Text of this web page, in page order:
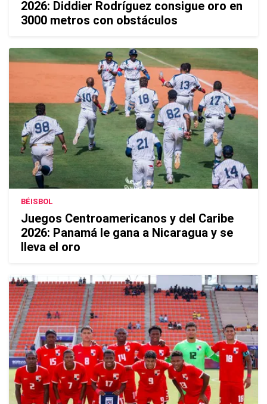
2026: Diddier Rodríguez consigue oro en
3000 metros con obstáculos
BÉISBOL
Juegos Centroamericanos y del Caribe
2026: Panamá le gana a Nicaragua y se
lleva el oro